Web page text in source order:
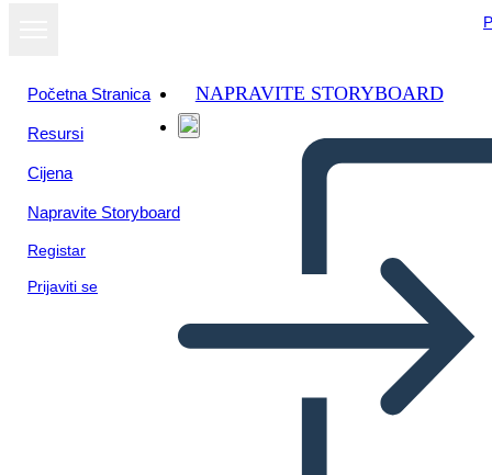
Početna Stranica
Resursi
Cijena
Napravite Storyboard
Registar
Prijaviti se
NAPRAVITE STORYBOARD